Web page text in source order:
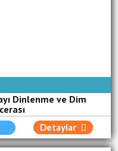
Dinlenme ve Dim
Detaylar